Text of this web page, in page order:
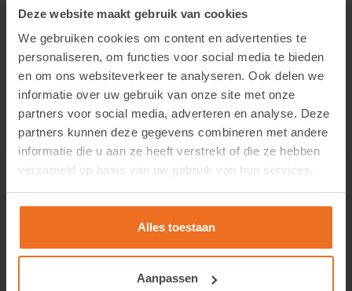
Deze website maakt gebruik van cookies
We gebruiken cookies om content en advertenties te
personaliseren, om functies voor social media te bieden
en om ons websiteverkeer te analyseren. Ook delen we
informatie over uw gebruik van onze site met onze
partners voor social media, adverteren en analyse. Deze
partners kunnen deze gegevens combineren met andere
informatie die u aan ze heeft verstrekt of die ze hebben
verzameld op basis van uw gebruik van hun services.
Alles toestaan
Aanpassen
Gerelateerde producten
LLumar N 1020 SR CDF – Sputtered Dark Neutral Stainless Steel 75
Bekijk product